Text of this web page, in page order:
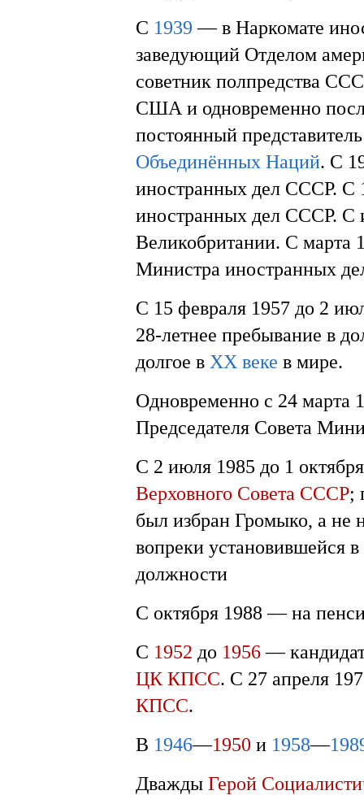
С 1939 — в Наркомате
заведующий Отделом
советник полпредства
США и одновременно
постоянный
Объединённых Наций. С
иностранных дел СССР. С
иностранных дел СССР. С
Великобритании. С марта
Министра иностранных
С 15 февраля 1957 до 2
28-летнее пребывание в
долгое в XX веке в мире.
Одновременно с 24 марта
Председателя Совета
С 2 июля 1985 до 1
Верховного Совета СССР;
был избран Громыко, а
вопреки установившейся
должности
С октября 1988 — на
С 1952 до 1956—
ЦК КПСС. С 27 апреля
КПСС.
В 1946—1950 и 1958—
Дважды Герой